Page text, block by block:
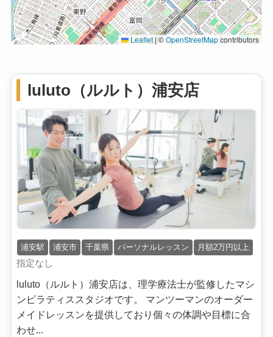
Leaflet|©OpenStreetMapcontributors
luluto（ルルト）浦安店
浦安駅 浦安市 千葉県 パーソナルレッスン 月額2万円以上
指定なし
luluto（ルルト）浦安店は、理学療法士が監修したマシ
ンピラティススタジオです。 マンツーマンのオーダー
メイドレッスンを提供しており個々の体調や目標に合
わせ...